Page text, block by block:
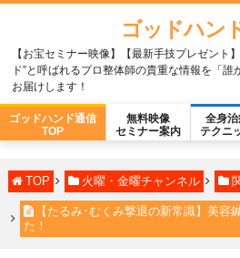
ゴッドハン
【お宝セミナー映像】【最新手技プレゼント
ド”と呼ばれるプロ整体師の貴重な情報を「
お届けします！
ゴッドハンド通信
TOP
無料映像
セミナー案内
全身
テクニ
TOP 火曜・金曜チャンネル
【たるみ･むくみ撃退の新常識】美容
た！